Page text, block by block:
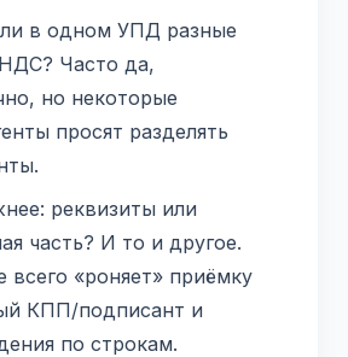
в одном УПД разные
Часто да,
но некоторые
просят разделять
реквизиты или
часть? И то и другое.
всего «роняет» приёмку
КПП/подписант и
по строкам.